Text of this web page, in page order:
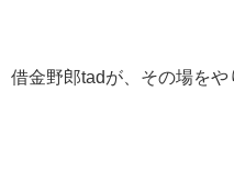
借金野郎tadが、その場を